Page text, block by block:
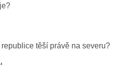
těší právě na severu?